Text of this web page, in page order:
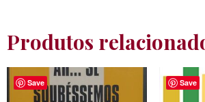
Produtos
Save Save